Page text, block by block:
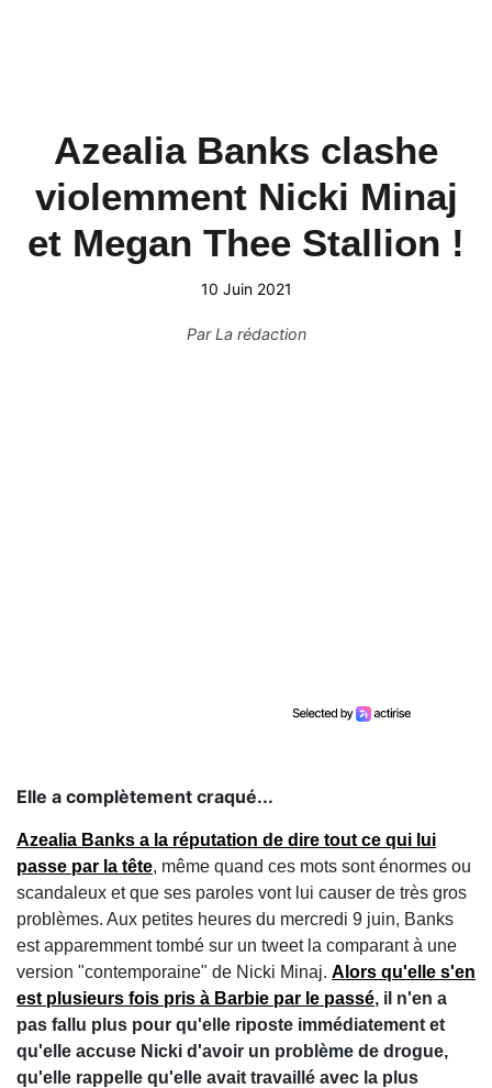
Azealia Banks clashe
violemment Nicki Minaj
et Megan Thee Stallion !
10 Juin 2021
ParLa rédaction
Elle a complètement craqué...
Azealia Banks a la réputation de dire tout ce qui lui
passe par la tête, même quand ces mots sont énormes ou
scandaleux et que ses paroles vont lui causer de très gros
problèmes. Aux petites heures du mercredi 9 juin, Banks
est apparemment tombé sur un tweet la comparant à une
version "contemporaine" de Nicki Minaj. Alors qu'elle s'en
est plusieurs fois pris à Barbie par le passé, il n'en a
pas fallu plus pour qu'elle riposte immédiatement et
qu'elle accuse Nicki d'avoir un problème de drogue,
qu'elle rappelle qu'elle avait travaillé avec la plus